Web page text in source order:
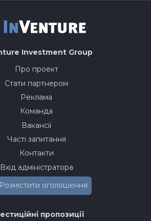
Investment Group
Про проект
Стати партнером
Реклама
Команда
Вакансії
Часті запитання
Контакти
Вхід адміністратора
Розмістити оголошення
пропозиції